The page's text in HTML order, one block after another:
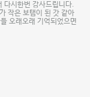
다시한번 감사드립니다.
작은 보탬이 된 갓 같아
오래오래 기억되었으면